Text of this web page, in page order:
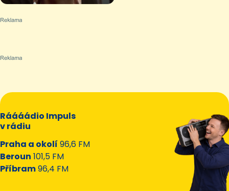
Ráááádio Impuls
v rádiu
Praha a okolí 96,6 FM
Beroun 101,5 FM
Příbram96,4 FM